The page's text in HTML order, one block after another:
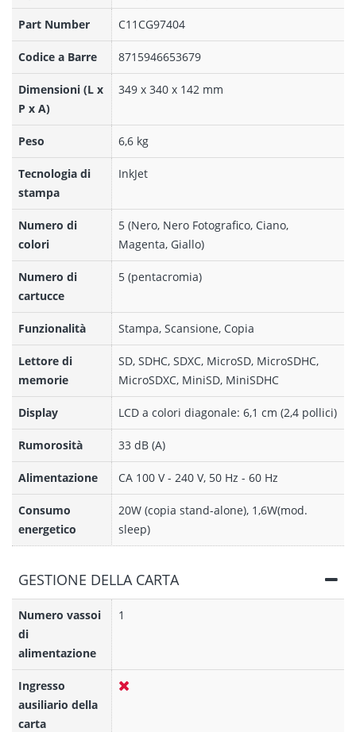
Part Number C11CG97404
Codice a Barre 8715946653679
Dimensioni (L x
P x A)
349‎ x 340 x 142 mm
Peso 6,6 kg
Tecnologia di
stampa
InkJet
Numero di
colori
5 (Nero, Nero Fotografico, Ciano,
Magenta, Giallo)
Numero di
cartucce
5 (pentacromia)
Funzionalità Stampa, Scansione, Copia
Lettore di
memorie
SD, SDHC, SDXC, MicroSD, MicroSDHC,
MicroSDXC, MiniSD, MiniSDHC
Display LCD a colori diagonale: 6,1 cm (2,4 pollici)
Rumorosità 33 dB (A)
Alimentazione CA 100 V - 240 V, 50 Hz - 60 Hz
Consumo
energetico
20W (copia stand-alone), 1,6W(mod.
sleep)
GESTIONE DELLA CARTA
Numero vassoi
di
alimentazione
1
Ingresso
ausiliario della
carta